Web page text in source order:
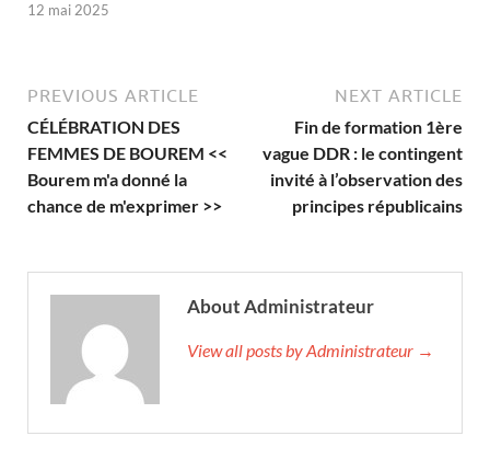
12 mai 2025
PREVIOUS ARTICLE
CÉLÉBRATION DES
FEMMES DE BOUREM <<
Bourem m'a donné la
chance de m'exprimer >>
NEXT ARTICLE
Fin de formation 1ère
vague DDR : le contingent
invité à l’observation des
principes républicains
About Administrateur
View all posts by Administrateur →